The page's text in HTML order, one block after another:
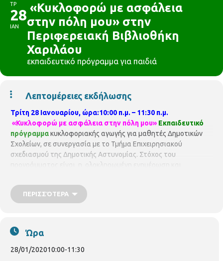
ΤΡ
28
ΙΑΝ
«Κυκλοφορώ με ασφάλεια
στην πόλη μου» στην
Περιφερειακή Βιβλιοθήκη
Χαριλάου
εκπαιδευτικό πρόγραμμα για παιδιά
Λεπτομέρειες εκδήλωσης
Τρίτη 28 Ιανουαρίου, ώρα:10:00 π.μ. – 11:30 π.μ.
«Κυκλοφορώ με ασφάλεια στην πόλη μου» Εκπαιδευτικό
πρόγραμμακυκλοφοριακής αγωγής για μαθητές Δημοτικών
Σχολείων, σε συνεργασία με το Τμήμα Επιχειρησιακού
σχεδιασμού της Δημοτικής Αστυνομίας. Στόχος του
προγράμματος είναι η ολοκληρωμένη ενημέρωση και
η διαμόρφωση της κυκλοφοριακής τους νοοτροπίας Το
πρόγραμμα επιμελούνται & παρουσιάζουν οι Δημοτικοί
συμμετοχή είναι δωρεάν, αλλά απαιτείται προεγγραφή. Οι
θέσεις είναι περιορισμένες και θα τηρηθεί απόλυτη σειρά
προτεραιότητας, ενώ θα υπάρξει λίστα αναμονής σε
ΠΕΡΙΣΣΌΤΕΡΑ
Ώρα
28/01/202010:00-11:30